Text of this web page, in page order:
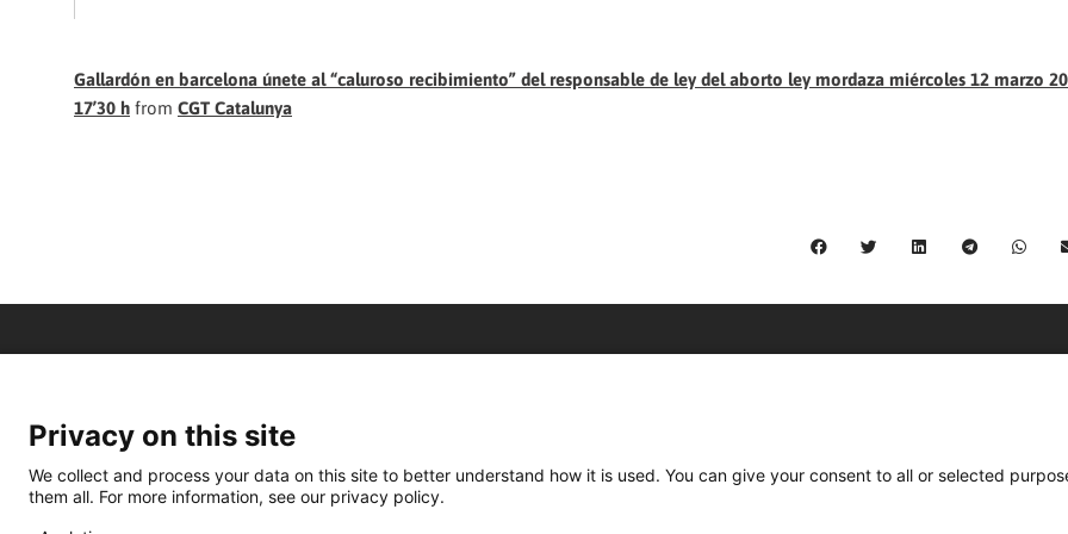
Gallardón en barcelona únete al “caluroso recibimiento” del responsable de ley del aborto ley mordaza miércoles 12 marzo
17’30 h from CGT Catalunya
Privacy on this site
We collect and process your data on this site to better understand how it is used. You can give your consent to all or selected
them all. For more information, see our privacy policy.